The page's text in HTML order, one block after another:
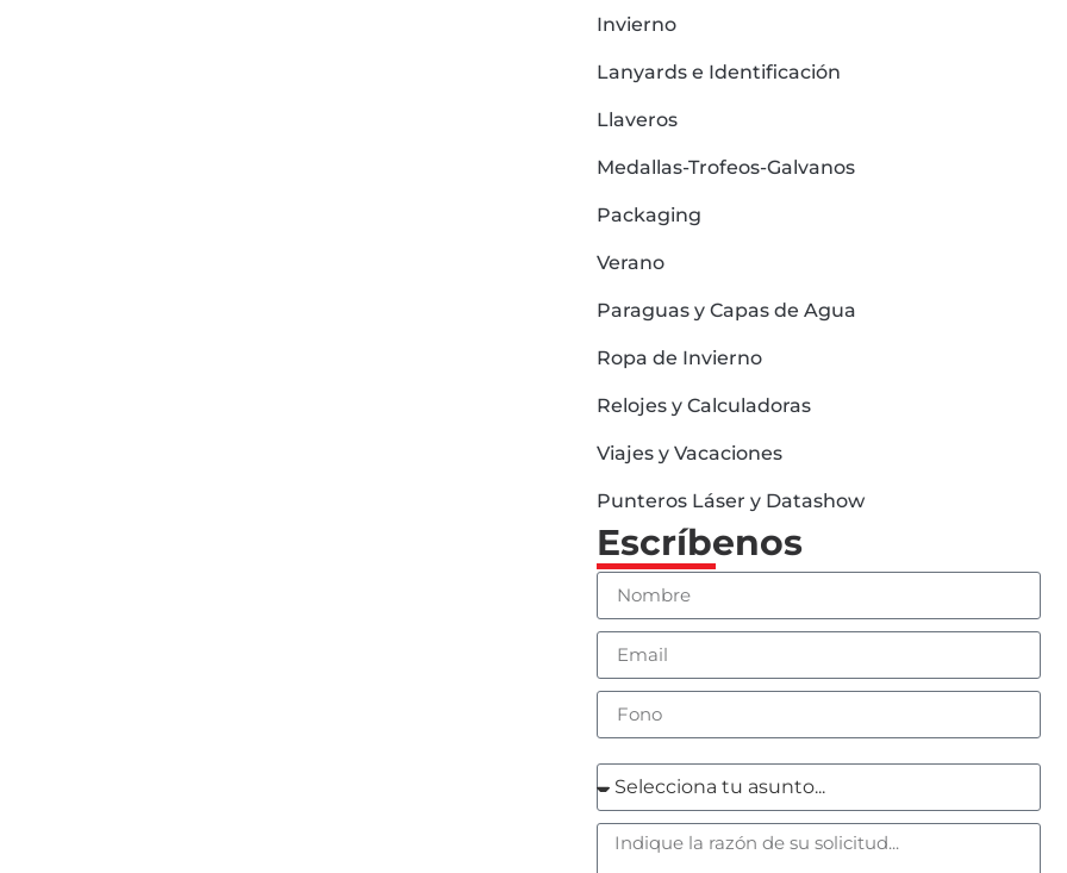
Invierno
Lanyards e Identificación
Llaveros
Medallas-Trofeos-Galvanos
Packaging
Verano
Paraguas y Capas de Agua
Ropa de Invierno
Relojes y Calculadoras
Viajes y Vacaciones
Punteros Láser y Datashow
Escríbenos